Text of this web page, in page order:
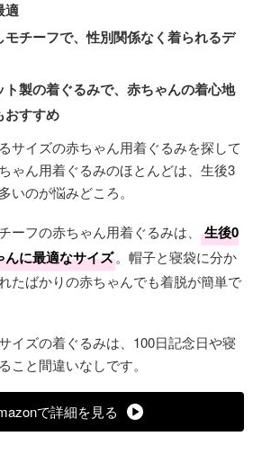
適
チーフで、性別関係なく着られるデ
製の着ぐるみで、赤ちゃんの着心地
おすすめ
サイズの赤ちゃん用着ぐるみを探して
ゃん用着ぐるみのほとんどは、生後3
いのが悩みどころ。
ーフの赤ちゃん用着ぐるみは、
生後0
に最適なサイズ。帽子と寝袋に分か
たばかりの赤ちゃんでも着脱が簡単で
イズの着ぐるみは、100日記念日や寝
こと間違いなしです。
で詳細を見る